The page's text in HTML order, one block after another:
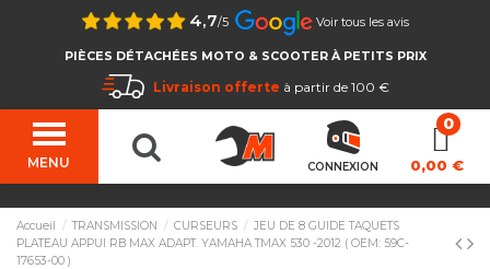
4,7/5 Voir tous les avis
PIÈCES DÉTACHÉES MOTO & SCOOTER À PETITS PRIX
Livraison offerte à partir de 100 €
MENU CONNEXION 0,00 €
Accueil TRANSMISSION CURSEURS
JEU DE 8 GUIDE TAQUETS
PLATEAU APPUI RB MAX ADAPT. YAMAHA TMAX 530 -2012 ( OEM: 59C-
17653-00 )